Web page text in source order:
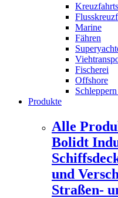
Marine
Fähren
Fischerei
Offshore
Produkte
Alle
Bolidt
und
Straßen-